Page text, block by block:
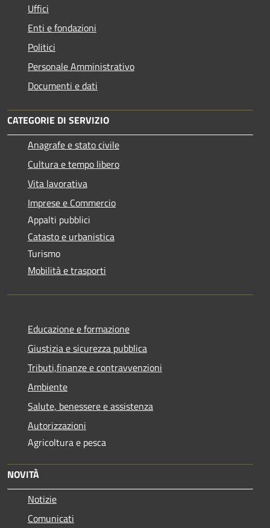
Uffici
Enti e fondazioni
Politici
Personale Amministrativo
Documenti e dati
CATEGORIE DI SERVIZIO
Anagrafe e stato civile
Cultura e tempo libero
Vita lavorativa
Imprese e Commercio
Appalti pubblici
Catasto e urbanistica
Turismo
Mobilità e trasporti
Educazione e formazione
Giustizia e sicurezza pubblica
Tributi,finanze e contravvenzioni
Ambiente
Salute, benessere e assistenza
Autorizzazioni
Agricoltura e pesca
NOVITÀ
Notizie
Comunicati